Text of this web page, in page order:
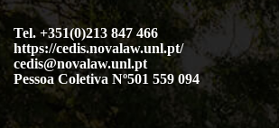
Tel. +351(0)213 847 466
https://cedis.novalaw.unl.pt/
cedis@novalaw.unl.pt
Pessoa Coletiva Nº501 559 094